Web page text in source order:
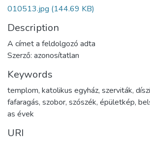
010513.jpg (144.69 KB)
Description
A címet a feldolgozó adta
Szerző: azonosítatlan
Keywords
templom, katolikus egyház, szerviták,
fafaragás, szobor, szószék, épületkép,
as évek
URI